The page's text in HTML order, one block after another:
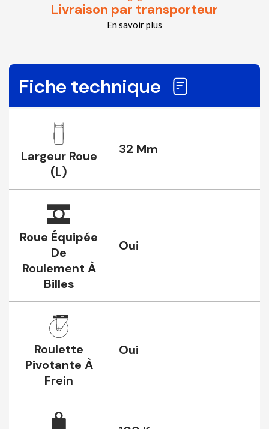
Livraison par transporteur
En savoir plus
Fiche technique
Largeur Roue
(L)
32 Mm
Roue Équipée
De
Roulement À
Billes
Oui
Roulette
Pivotante À
Frein
Oui